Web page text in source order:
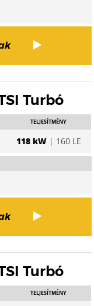
Turbó
TELJESÍTMÉNY
118 kW| 160 LE
Turbó
TELJESÍTMÉNY